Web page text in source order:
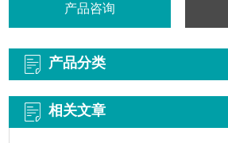
产品咨询
产品分类
相关文章